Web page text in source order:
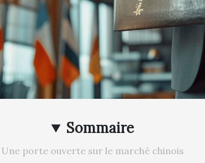
Sommaire
Une porte ouverte sur le marché chinois